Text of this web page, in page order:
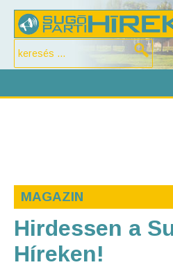
MAGAZIN
Hirdessen a
Híreken!